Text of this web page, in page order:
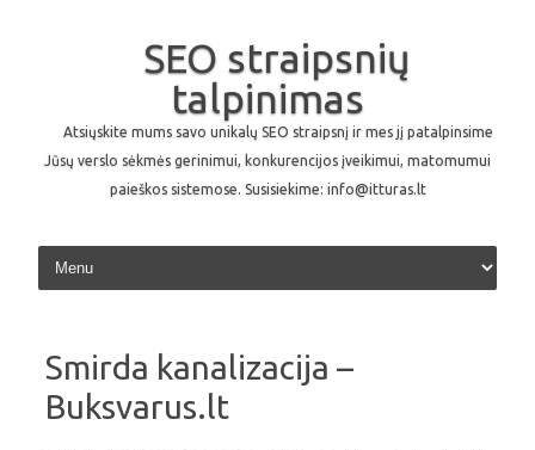
SEO straipsnių
talpinimas
Atsiųskite mums savo unikalų SEO straipsnį ir mes jį patalpinsime
Jūsų verslo sėkmės gerinimui, konkurencijos įveikimui, matomumui
paieškos sistemose. Susisiekime: info@itturas.lt
Skip to content
Smirda kanalizacija –
Buksvarus.lt